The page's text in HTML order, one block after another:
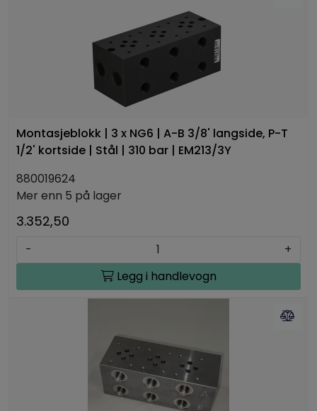
Montasjeblokk | 3 x NG6 | A-B 3/8' langside, P-T
1/2' kortside | Stål | 310 bar | EM213/3Y
880019624
Mer enn 5 på lager
3.352,50
-
+
Legg i handlevogn